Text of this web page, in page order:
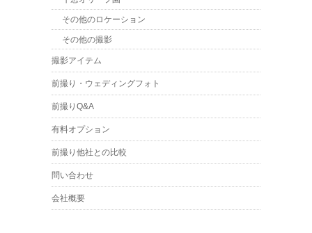
その他のロケーション
その他の撮影
撮影アイテム
前撮り・ウェディングフォト
前撮りQ&A
有料オプション
前撮り他社との比較
問い合わせ
会社概要